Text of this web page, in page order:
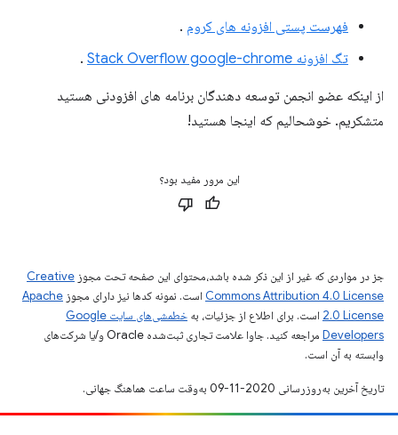
فهرست پستی افزونه های کروم .
تگ افزونه Stack Overflow google-chrome
.
از اینکه عضو انجمن توسعه دهندگان برنامه های افزودنی هستید
متشکریم. خوشحالیم که اینجا هستید!
این مرور مفید بود؟
جز در مواردی که غیر از این ذکر شده باشد،‌محتوای این صفحه تحت مجوز Creative
Commons Attribution 4.0 License است. نمونه کدها نیز دارای مجوز Apache
2.0 License است. برای اطلاع از جزئیات، به
خطمشی‌های سایت Google
Developers‏
مراجعه کنید. جاوا علامت تجاری ثبت‌شده Oracle و/یا شرکت‌های
وابسته به آن است.
تاریخ آخرین به‌روزرسانی 2020-11-09 به‌وقت ساعت هماهنگ جهانی.